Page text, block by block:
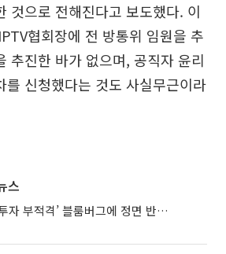
것으로 전해진다고 보도했다. 이
협회장에 전 방통위 임원을 추
추진한 바가 없으며, 공직자 윤리
를 신청했다는 것도 사실무근이라
스
금융위, ‘한국 증시 투자 부적격’ 블룸버그에 정면 반박…“근거 불분명”